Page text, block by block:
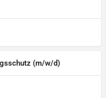
(m/w/d)